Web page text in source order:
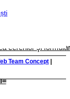
cererilor şi
Team Concept